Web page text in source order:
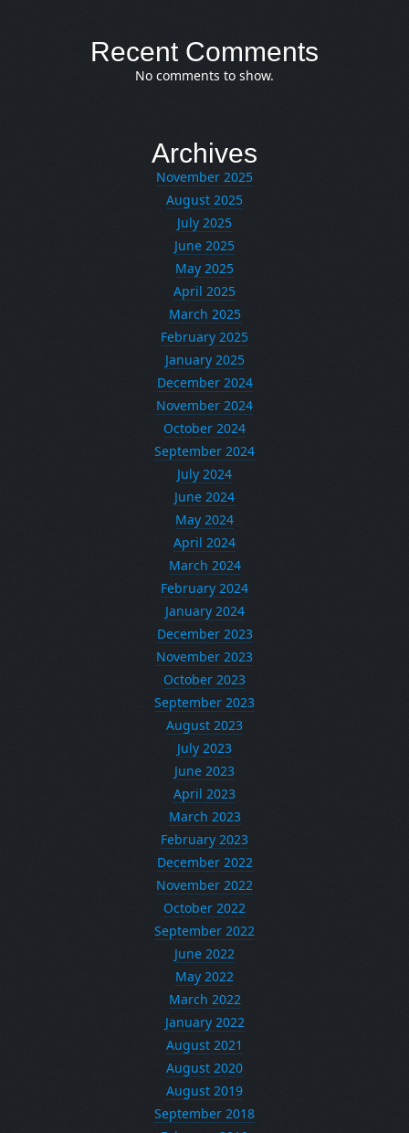
Recent Comments
No comments to show.
Archives
November 2025
August 2025
July 2025
June 2025
May 2025
April 2025
March 2025
February 2025
January 2025
December 2024
November 2024
October 2024
September 2024
July 2024
June 2024
May 2024
April 2024
March 2024
February 2024
January 2024
December 2023
November 2023
October 2023
September 2023
August 2023
July 2023
June 2023
April 2023
March 2023
February 2023
December 2022
November 2022
October 2022
September 2022
June 2022
May 2022
March 2022
January 2022
August 2021
August 2020
August 2019
September 2018